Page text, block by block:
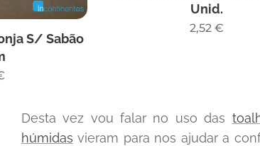
S/ Sabão
Unid.
2,52 €
Desta vez vou falar no uso das
húmidas vieram para nos ajudar a